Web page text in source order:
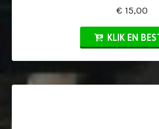
€ 15,00
KLIK EN